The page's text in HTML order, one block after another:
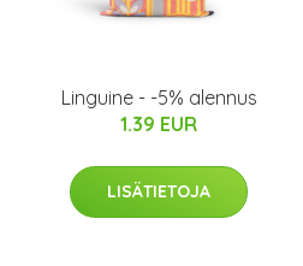
Linguine - -5% alennus
1.39 EUR
LISÄTIETOJA